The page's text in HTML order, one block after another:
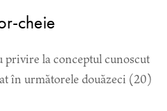
cheie
privire la conceptul cunoscut
în următorele douăzeci (20)